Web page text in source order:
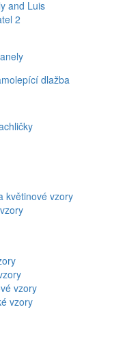
and Luis
2
dlažba
květinové vzory
vzory
vzory